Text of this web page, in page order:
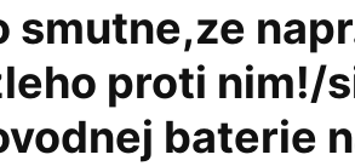
smutne,ze
proti nim!/
baterie